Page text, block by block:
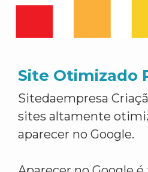
Site Otimizado
Sitedaempresa
sites altamente
aparecer no Google.